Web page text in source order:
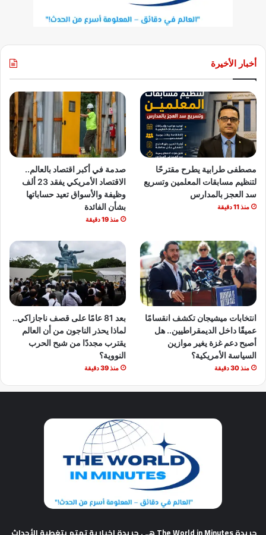
أخبار الأخيرة
مصطفى طرابية يطرح مقترحًا
لتنظيم مسابقات المعلمين وتسريع
سد العجز بالمدارس
منذ 11 دقيقة
صدمة في أكبر اقتصاد بالعالم..
الاقتصاد الأمريكي يفقد 23 ألف
وظيفة والأسواق تعيد حساباتها
بشأن الفائدة
منذ 19 دقيقة
انتخابات ميشيجان تكشف انقسامًا
عميقًا داخل الديمقراطيين.. هل
أصبح دعم غزة يغير موازين
السياسة الأمريكية؟
منذ 30 دقيقة
بعد 81 عامًا على قصف ناجازاكي..
لماذا يحذر الناجون من أن العالم
يقترب مجددًا من شبح الحرب
النووية؟
منذ 39 دقيقة